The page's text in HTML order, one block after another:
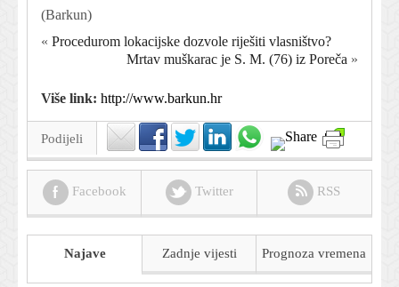
(Barkun)
« Procedurom lokacijske dozvole riješiti vlasništvo?
Mrtav muškarac je S. M. (76) iz Poreča »
Više link: http://www.barkun.hr
Podijeli
Facebook Twitter RSS
Najave Zadnje vijesti Prognoza vremena